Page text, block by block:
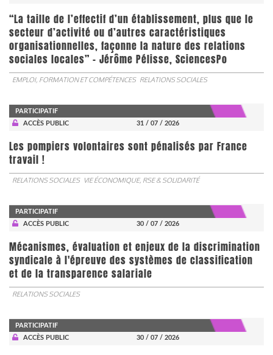
“La taille de l’effectif d’un établissement, plus que le
secteur d’activité ou d’autres caractéristiques
organisationnelles, façonne la nature des relations
sociales locales” - Jérôme Pélisse, SciencesPo
EMPLOI, FORMATION ET COMPÉTENCES RELATIONS SOCIALES
PARTICIPATIF
ACCÈS PUBLIC
31 / 07 / 2026
Les pompiers volontaires sont pénalisés par France
travail !
RELATIONS SOCIALES VIE ÉCONOMIQUE, RSE & SOLIDARITÉ
PARTICIPATIF
ACCÈS PUBLIC
30 / 07 / 2026
Mécanismes, évaluation et enjeux de la discrimination
syndicale à l'épreuve des systèmes de classification
et de la transparence salariale
RELATIONS SOCIALES
PARTICIPATIF
ACCÈS PUBLIC
30 / 07 / 2026